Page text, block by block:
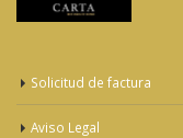
Solicitud de factura
Aviso Legal